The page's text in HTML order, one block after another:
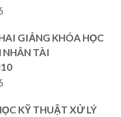
GIẢNG KHÓA HỌC
NHÂN TÀI
KỸ THUẬT XỬ LÝ